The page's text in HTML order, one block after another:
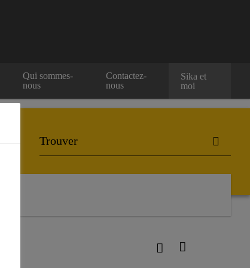
Qui sommes-
nous
Contactez-
nous
Sika et
moi